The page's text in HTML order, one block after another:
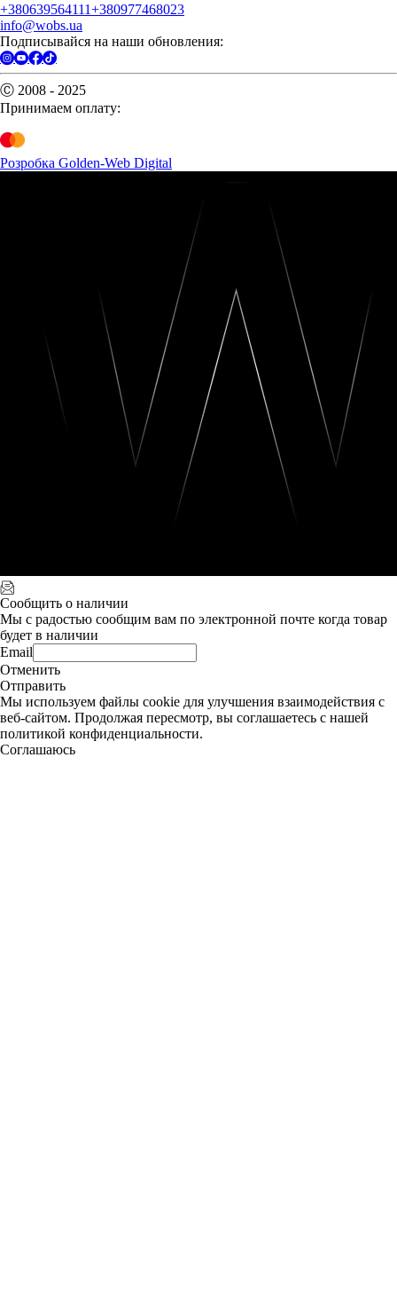
+380639564111+380977468023
info@wobs.ua
Подписывайся на наши обновления:
Ⓒ 2008 - 2025
Принимаем оплату:
Розробка Golden-Web Digital
Сообщить о наличии
Мы с радостью сообщим вам по электронной почте когда товар
будет в наличии
Email
Отменить
Отправить
Мы используем файлы cookie для улучшения взаимодействия с
веб-сайтом. Продолжая пересмотр, вы соглашаетесь с нашей
политикой конфиденциальности.
Соглашаюсь